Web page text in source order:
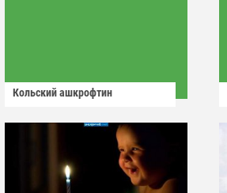
Кольский ашкрофтин